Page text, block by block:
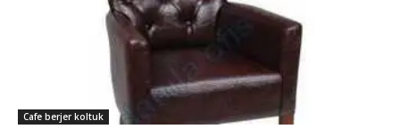
Cafe berjer koltuk